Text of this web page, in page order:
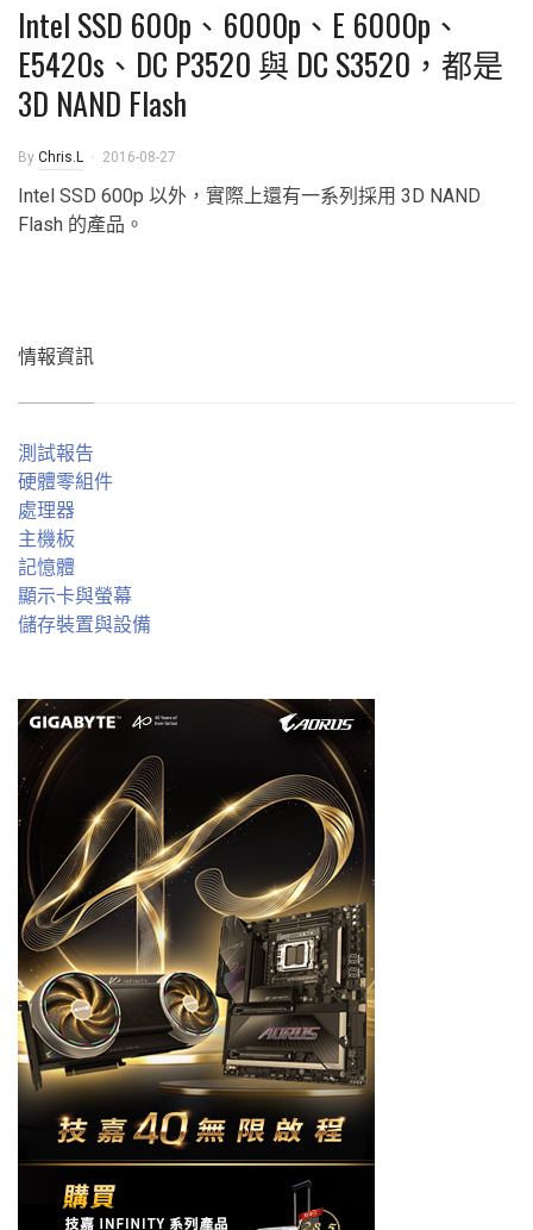
Intel SSD 600p、6000p、E 6000p、
E5420s、DC P3520 與 DC S3520，都是
3D NAND Flash
By Chris.L 2016-08-27
Intel SSD 600p 以外，實際上還有一系列採用 3D NAND
Flash 的產品。
情報資訊
測試報告
硬體零組件
處理器
主機板
記憶體
顯示卡與螢幕
儲存裝置與設備